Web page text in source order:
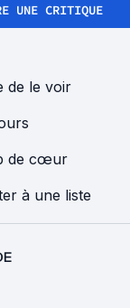
UNE CRITIQUE
de le voir
de cœur
à une liste